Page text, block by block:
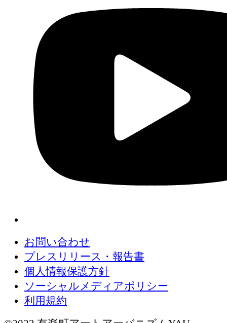
お問い合わせ
プレスリリース・報告書
個人情報保護方針
ソーシャルメディアポリシー
利用規約